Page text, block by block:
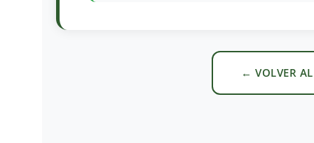
← VOLVER